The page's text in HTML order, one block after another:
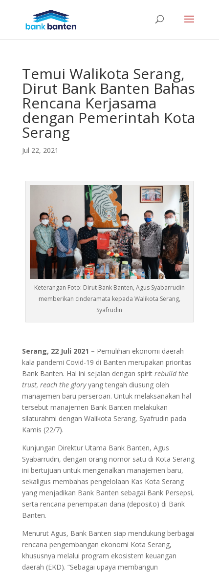
Temui Walikota Serang,
Dirut Bank Banten Bahas
Rencana Kerjasama
dengan Pemerintah Kota
Serang
Jul 22, 2021
Keterangan Foto: Dirut Bank Banten, Agus Syabarrudin
memberikan cinderamata kepada Walikota Serang,
Syafrudin
Serang, 22 Juli 2021 – Pemulihan ekonomi daerah
kala pandemi Covid-19 di Banten merupakan prioritas
Bank Banten. Hal ini sejalan dengan spirit rebuild the
trust, reach the gloryyang tengah diusung oleh
manajemen baru perseroan. Untuk melaksanakan hal
tersebut manajemen Bank Banten melakukan
silaturahmi dengan Walikota Serang, Syafrudin pada
Kamis (22/7).
Kunjungan Direktur Utama Bank Banten, Agus
Syabarrudin, dengan orang nomor satu di Kota Serang
ini bertujuan untuk mengenalkan manajemen baru,
sekaligus membahas pengelolaan Kas Kota Serang
yang menjadikan Bank Banten sebagai Bank Persepsi,
serta rencana penempatan dana (deposito) di Bank
Banten.
Menurut Agus, Bank Banten siap mendukung berbagai
rencana pengembangan ekonomi Kota Serang,
khususnya melalui program ekosistem keuangan
daerah (EKD). “Sebagai upaya membangun